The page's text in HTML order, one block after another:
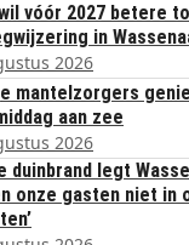
wil vóór 2027 betere
in
2026
mantelzorgers
aan zee
2026
duinbrand legt
onze gasten niet in